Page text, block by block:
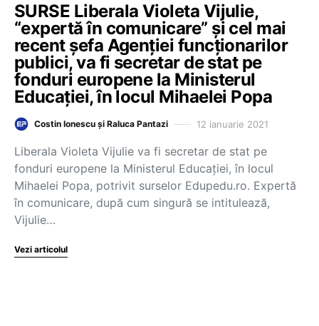
SURSE Liberala Violeta Vijulie,
“expertă în comunicare” și cel mai
recent șefa Agenției funcționarilor
publici, va fi secretar de stat pe
fonduri europene la Ministerul
Educației, în locul Mihaelei Popa
Costin Ionescu și Raluca Pantazi 12 ianuarie 2021
Liberala Violeta Vijulie va fi secretar de stat pe
fonduri europene la Ministerul Educației, în locul
Mihaelei Popa, potrivit surselor Edupedu.ro. Expertă
în comunicare, după cum singură se intitulează,
Vijulie…
Vezi articolul